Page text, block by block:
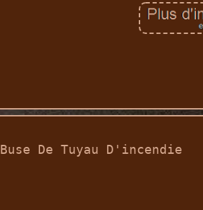
Buse De Tuyau D'incendie